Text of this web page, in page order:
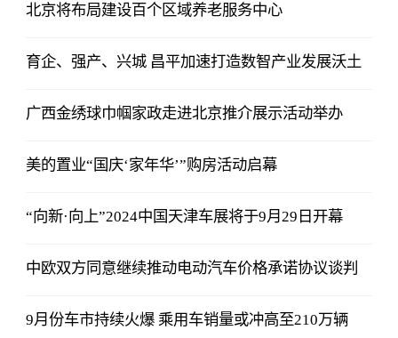
北京将布局建设百个区域养老服务中心
育企、强产、兴城 昌平加速打造数智产业发展沃土
广西金绣球巾帼家政走进北京推介展示活动举办
美的置业“国庆‘家年华’”购房活动启幕
“向新·向上”2024中国天津车展将于9月29日开幕
中欧双方同意继续推动电动汽车价格承诺协议谈判
9月份车市持续火爆 乘用车销量或冲高至210万辆